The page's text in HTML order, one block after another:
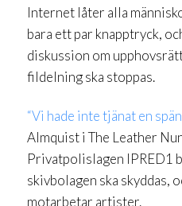
Internet låter alla
bara ett par knapptryck,
diskussion om
fildelning ska stoppas.
“Vi hade inte tjänat en
Almquist i The Leather
Privatpolislagen IPRED1
skivbolagen ska skyddas,
motarbetar artister.